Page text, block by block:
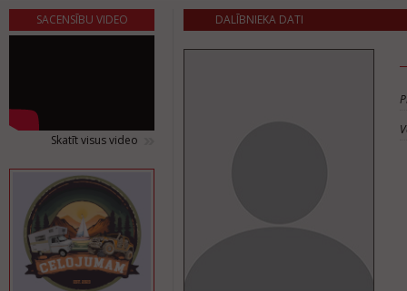
SACENSĪBU VIDEO
Skatīt visus video
DALĪBNIEKA DATI